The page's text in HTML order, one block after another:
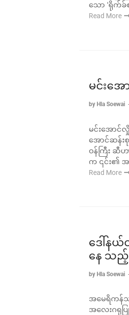
သော 'ရိုက်
Read More
မင်းအေ
by Hla Soewai -
မင်းအောင်
အောင်ဆန်းစု
ဝန်ကြီး ဆီ
က ၎င်း၏ အ
Read More
ဒေါ်န
နေ သည့်
by Hla Soewai -
အမေရိကန်သ
အလေးဂရုပ